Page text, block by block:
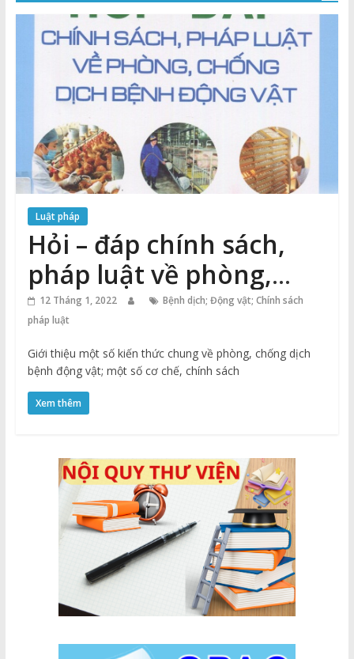
Thuận
Cổng
Luật pháp
Hỏi – đáp chính sách,
pháp luật về phòng,
chống dịch bệnh động
vật
12 Tháng 1, 2022
Bệnh dịch; Động vật; Chính sách
pháp luật
Giới thiệu một số kiến thức chung về phòng, chống dịch
bệnh động vật; một số cơ chế, chính sách
Xem thêm